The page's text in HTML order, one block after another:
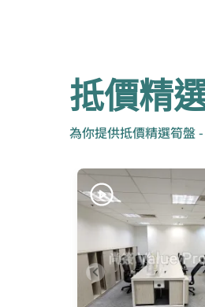
抵價精
為你提供抵價精選筍盤